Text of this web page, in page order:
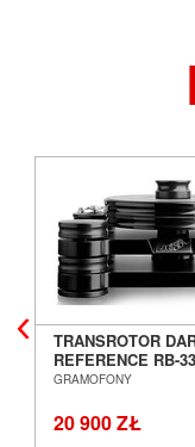
TRANSROTOR
REFERENCE RB-
GRAMOFON
GRAMOFONY
20 900 ZŁ